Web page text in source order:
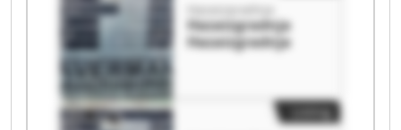
Hazaizgradnja
Hazaizgradnja
Hazaizgradnja